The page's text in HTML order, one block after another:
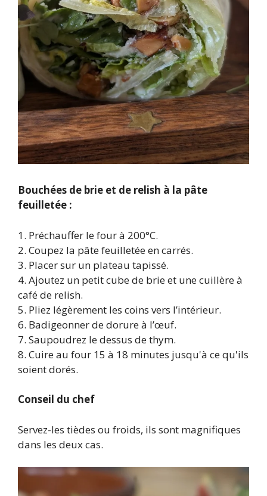
Bouchées de brie et de relish à la pâte
feuilletée :
1. Préchauffer le four à 200°C.
2. Coupez la pâte feuilletée en carrés.
3. Placer sur un plateau tapissé.
4. Ajoutez un petit cube de brie et une cuillère à
café de relish.
5. Pliez légèrement les coins vers l’intérieur.
6. Badigeonner de dorure à l’œuf.
7. Saupoudrez le dessus de thym.
8. Cuire au four 15 à 18 minutes jusqu'à ce qu'ils
soient dorés.
Conseil du chef
Servez-les tièdes ou froids, ils sont magnifiques
dans les deux cas.